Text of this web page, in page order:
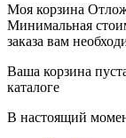
Моя корзина
Минимальная
заказа вам
Ваша корзина
каталоге
В настоящий